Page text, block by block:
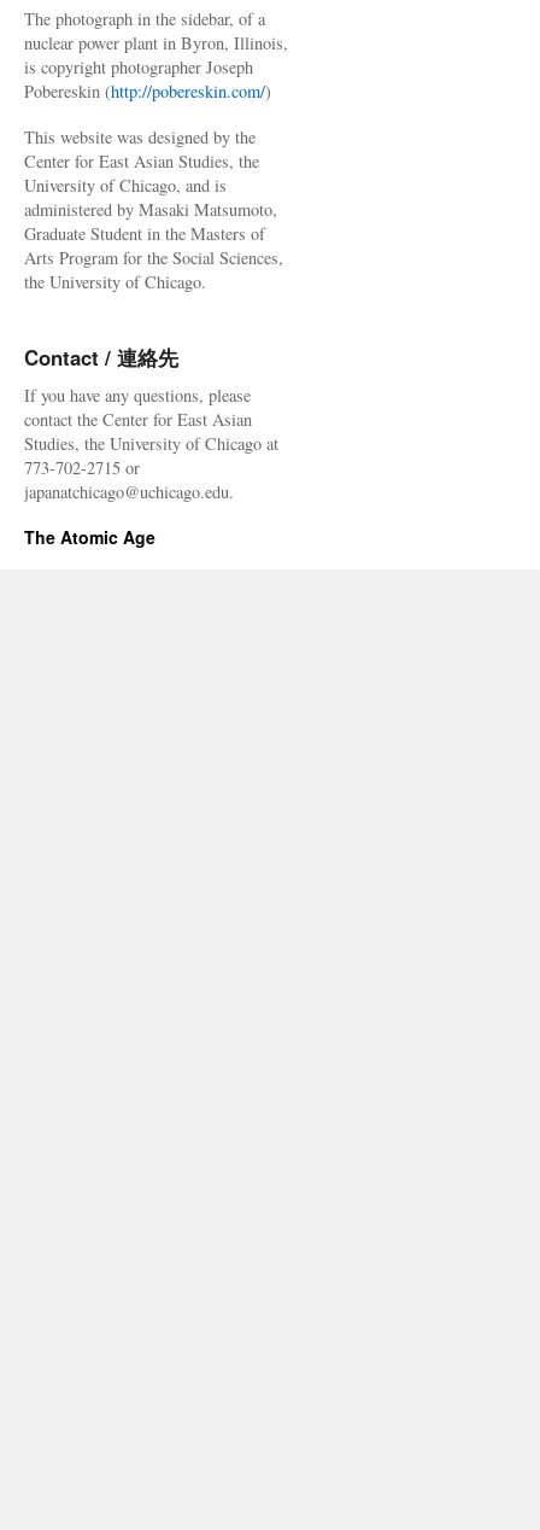
The photograph in the sidebar, of a
nuclear power plant in Byron, Illinois,
is copyright photographer Joseph
Pobereskin (http://pobereskin.com/)
This website was designed by the
Center for East Asian Studies, the
University of Chicago, and is
administered by Masaki Matsumoto,
Graduate Student in the Masters of
Arts Program for the Social Sciences,
the University of Chicago.
Contact / 連絡先
If you have any questions, please
contact the Center for East Asian
Studies, the University of Chicago at
773-702-2715 or
japanatchicago@uchicago.edu.
The Atomic Age